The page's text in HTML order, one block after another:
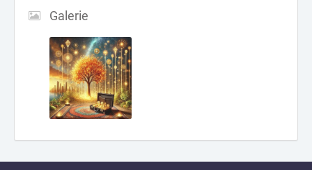
Galerie